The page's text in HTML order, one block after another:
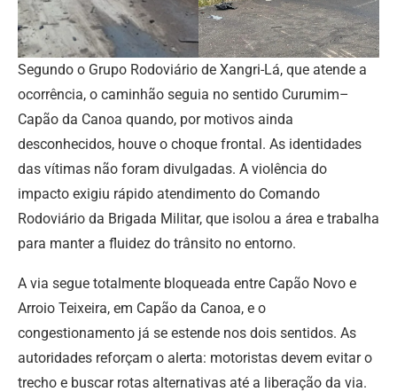
Segundo o Grupo Rodoviário de Xangri-Lá, que atende a
ocorrência, o caminhão seguia no sentido Curumim–
Capão da Canoa quando, por motivos ainda
desconhecidos, houve o choque frontal. As identidades
das vítimas não foram divulgadas. A violência do
impacto exigiu rápido atendimento do Comando
Rodoviário da Brigada Militar, que isolou a área e trabalha
para manter a fluidez do trânsito no entorno.
A via segue totalmente bloqueada entre Capão Novo e
Arroio Teixeira, em Capão da Canoa, e o
congestionamento já se estende nos dois sentidos. As
autoridades reforçam o alerta: motoristas devem evitar o
trecho e buscar rotas alternativas até a liberação da via.